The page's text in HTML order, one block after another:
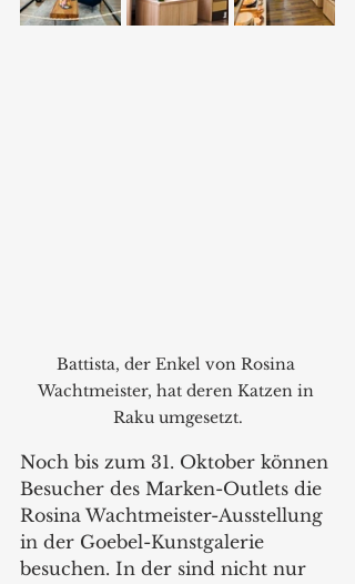
Battista, der Enkel von Rosina
Wachtmeister, hat deren Katzen in
Raku umgesetzt.
Noch bis zum 31. Oktober können
Besucher des Marken-Outlets die
Rosina Wachtmeister-Ausstellung
in der Goebel-Kunstgalerie
besuchen. In der sind nicht nur